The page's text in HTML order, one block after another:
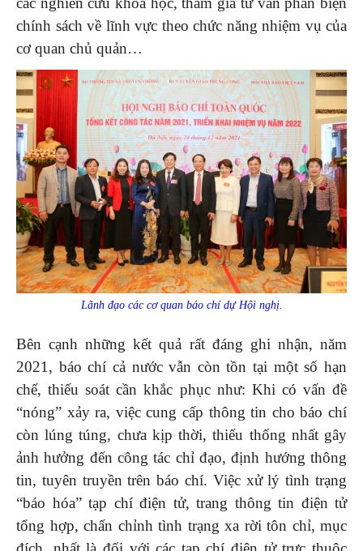
chính sách về lĩnh vực theo chức năng nhiệm vụ của
cơ quan chủ quản…
Lãnh đạo các cơ quan báo chí dự Hội nghị.
Bên cạnh những kết quả rất đáng ghi nhận, năm
2021, báo chí cả nước vẫn còn tồn tại một số hạn
chế, thiếu soát cần khắc phục như: Khi có vấn đề
“nóng” xảy ra, việc cung cấp thông tin cho báo chí
còn lúng túng, chưa kịp thời, thiếu thống nhất gây
ảnh hưởng đến công tác chỉ đạo, định hướng thông
tin, tuyên truyền trên báo chí. Việc xử lý tình trạng
“báo hóa” tạp chí điện tử, trang thông tin điện tử
tổng hợp, chấn chỉnh tình trạng xa rời tôn chỉ, mục